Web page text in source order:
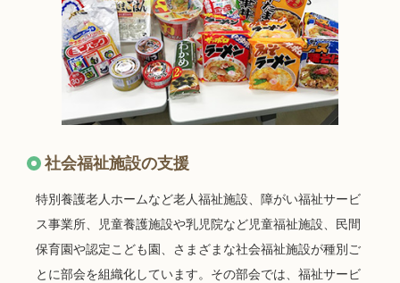
社会福祉施設の支援
特別養護老人ホームなど老人福祉施設、障がい福祉サービ
ス事業所、児童養護施設や乳児院など児童福祉施設、民間
保育園や認定こども園、さまざまな社会福祉施設が種別ご
とに部会を組織化しています。その部会では、福祉サービ